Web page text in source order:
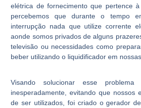
elétrica de fornecimento que pertence à
percebemos que durante o tempo
interrupção nada que utilize corrente
aonde somos privados de alguns
televisão ou necessidades como
beber utilizando o liquidificador em
Visando solucionar esse
inesperadamente, evitando que nossos
de ser utilizados, foi criado ogerador